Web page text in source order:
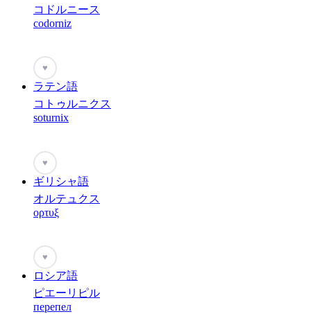
コドルニース
codorniz
♥
ラテン語
コトゥルニクス
soturnix
♥
ギリシャ語
オルテュクス
ορτυξ
♥
ロシア語
ピエーリピル
перепел